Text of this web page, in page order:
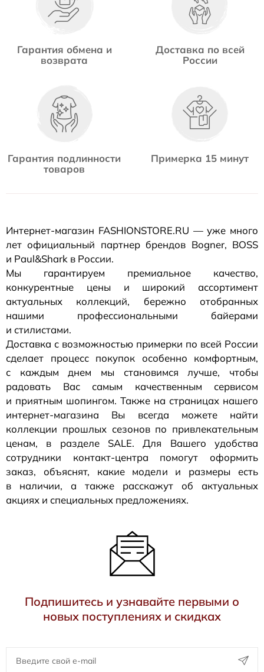
Гарантия обмена и
возврата
Доставка по всей
России
Гарантия подлинности
товаров
Примерка 15 минут
Интернет-магазин FASHIONSTORE.RU — уже много
лет официальный партнер брендов Bogner, BOSS
и Paul&Shark в России.
Мы гарантируем премиальное качество,
конкурентные цены и широкий ассортимент
актуальных коллекций, бережно отобранных
нашими профессиональными байерами
и стилистами.
Доставка с возможностью примерки по всей России
сделает процесс покупок особенно комфортным,
с каждым днем мы становимся лучше, чтобы
радовать Вас самым качественным сервисом
и приятным шопингом. Также на страницах нашего
интернет-магазина Вы всегда можете найти
коллекции прошлых сезонов по привлекательным
ценам, в разделе SALE. Для Вашего удобства
сотрудники контакт-центра помогут оформить
заказ, объяснят, какие модели и размеры есть
в наличии, а также расскажут об актуальных
акциях и специальных предложениях.
Подпишитесь и узнавайте первыми о
новых поступлениях и скидках